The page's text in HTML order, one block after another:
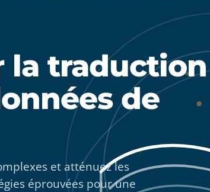
la traduction
de
et atténuez les
éprouvées pour une